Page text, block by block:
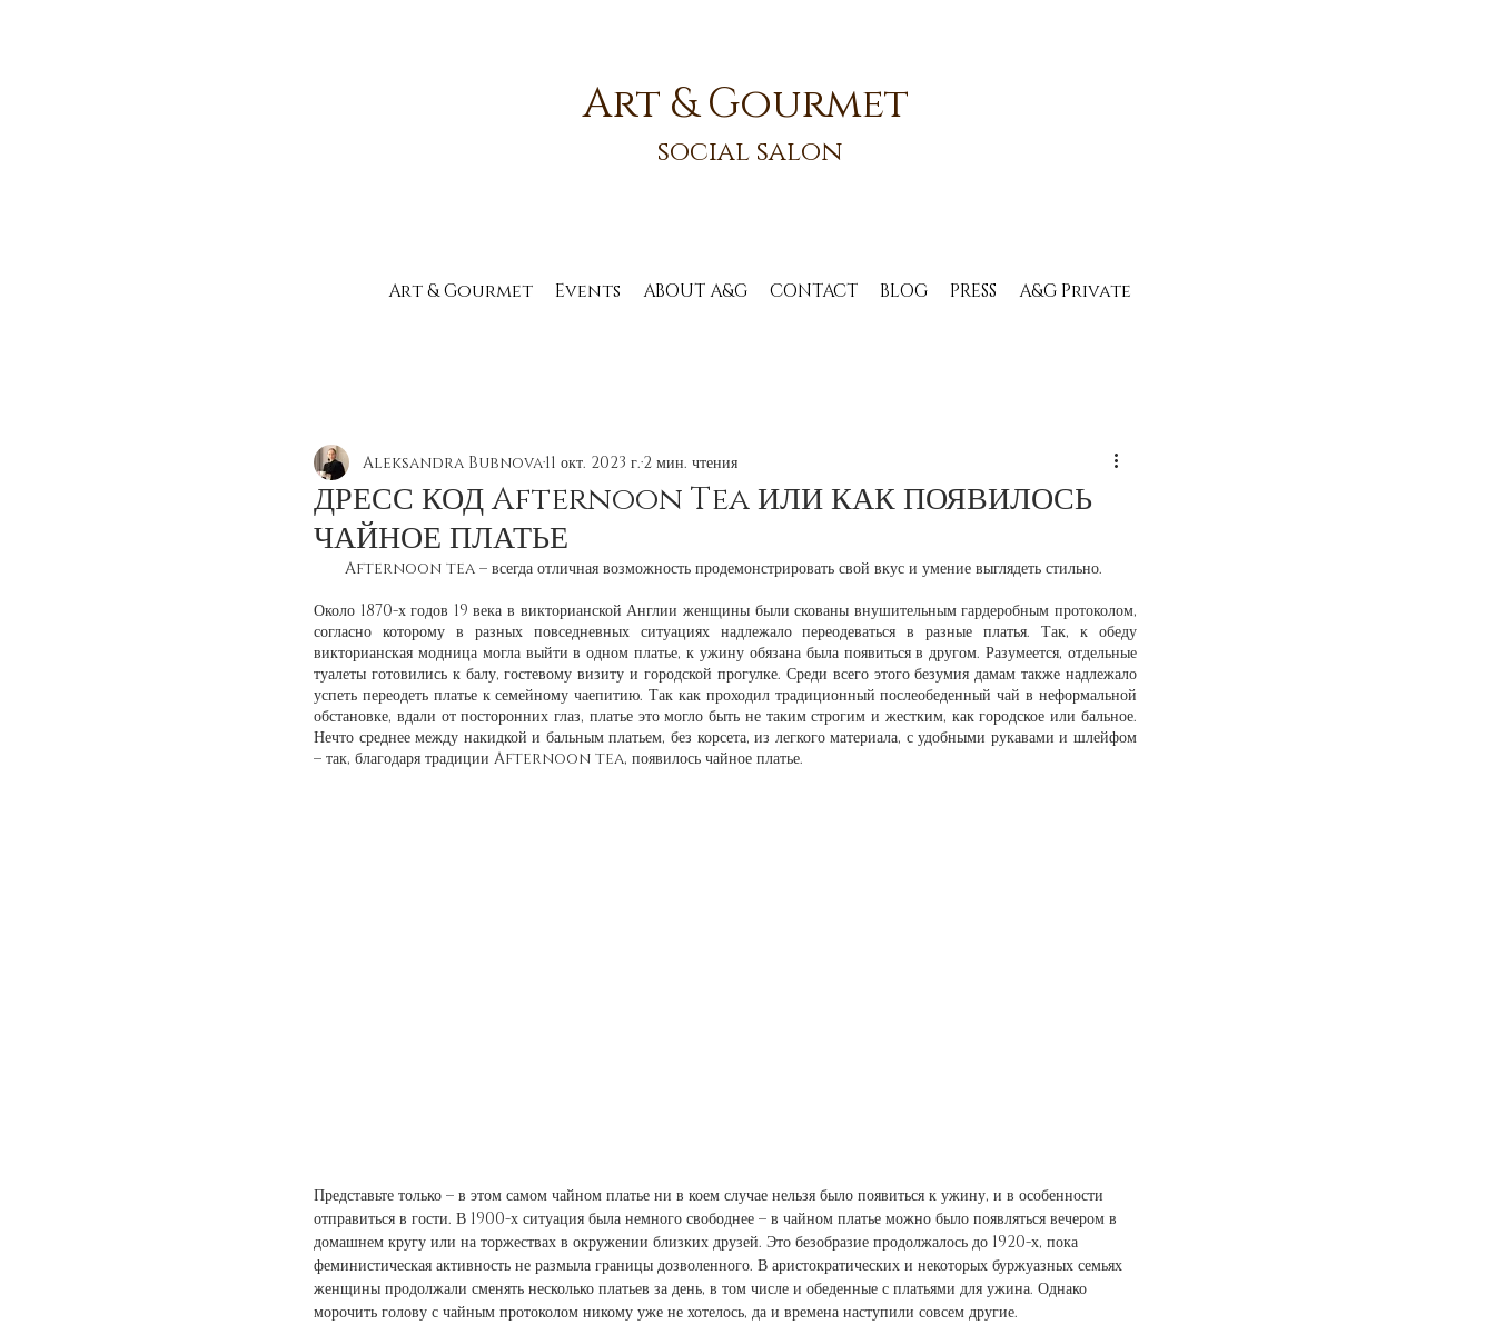
Art & Gourmet
social salon
Art & Gourmet Events ABOUT A&G CONTACT BLOG PRESS A&G Private
ДРЕСС КОД Afternoon Tea ИЛИ КАК ПОЯВИЛОСЬ
ЧАЙНОЕ ПЛАТЬЕ
Aleksandra Bubnova11 окт. 2023 г. 2 мин. чтения
Afternoon tea – всегда отличная возможность продемонстрировать свой вкус и умение выглядеть стильно.
Около 1870-х годов 19 века в викторианской Англии женщины были скованы внушительным гардеробным протоколом,
согласно которому в разных повседневных ситуациях надлежало переодеваться в разные платья. Так, к обеду
викторианская модница могла выйти в одном платье, к ужину обязана была появиться в другом. Разумеется, отдельные
туалеты готовились к балу, гостевому визиту и городской прогулке. Среди всего этого безумия дамам также надлежало
успеть переодеть платье к семейному чаепитию. Так как проходил традиционный послеобеденный чай в неформальной
обстановке, вдали от посторонних глаз, платье это могло быть не таким строгим и жестким, как городское или бальное.
Нечто среднее между накидкой и бальным платьем, без корсета, из легкого материала, с удобными рукавами и шлейфом
– так, благодаря традиции Afternoon tea, появилось чайное платье.
Представьте только – в этом самом чайном платье ни в коем случае нельзя было появиться к ужину, и в особенности
отправиться в гости. В 1900-х ситуация была немного свободнее – в чайном платье можно было появляться вечером в
домашнем кругу или на торжествах в окружении близких друзей. Это безобразие продолжалось до 1920-х, пока
феминистическая активность не размыла границы дозволенного. В аристократических и некоторых буржуазных семьях
женщины продолжали сменять несколько платьев за день, в том числе и обеденные с платьями для ужина. Однако
морочить голову с чайным протоколом никому уже не хотелось, да и времена наступили совсем другие.